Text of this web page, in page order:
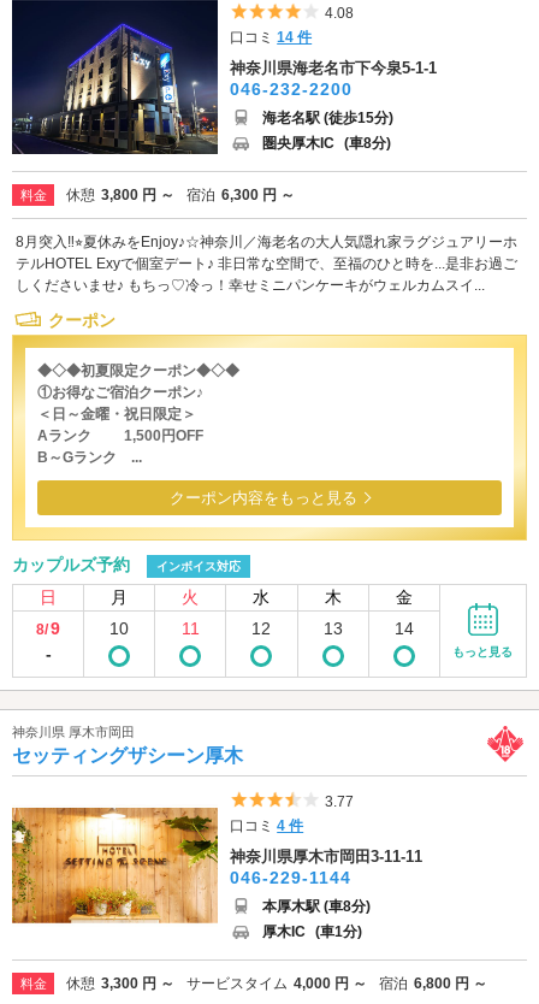
5つ星のうち4
4.08
口コミ14 件
神奈川県海老名市下今泉5-1-1
046-232-2200
海老名駅 (徒歩15分)
圏央厚木IC (車8分)
料金 休憩 3,800 円 ～ 宿泊 6,300 円 ～
8月突入‼︎⭐︎夏休みをEnjoy♪☆神奈川／海老名の大人気隠れ家ラグジュアリーホ
テルHOTEL Exyで個室デート♪ 非日常な空間で、至福のひと時を...是非お過ご
しくださいませ♪ もちっ♡冷っ！幸せミニパンケーキがウェルカムスイ...
クーポン
◆◇◆初夏限定クーポン◆◇◆
①お得なご宿泊クーポン♪
＜日～金曜・祝日限定＞
Aランク 1,500円OFF
B～Gランク ...
クーポン内容をもっと見る
カップルズ予約 インボイス対応
日 月 火 水 木 金
8/9
-
10 11 12 13 14
もっと見る
神奈川県 厚木市岡田
セッティングザシーン厚木
5つ星のうち3.5
3.77
口コミ4 件
神奈川県厚木市岡田3-11-11
046-229-1144
本厚木駅 (車8分)
厚木IC (車1分)
料金 休憩 3,300 円 ～ サービスタイム 4,000 円 ～ 宿泊 6,800 円 ～